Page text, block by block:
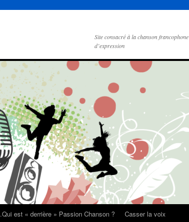
Site consacré à la chanson francophone
d’expression
.Qui est « derrière » Passion Chanson ?
Casser la voix